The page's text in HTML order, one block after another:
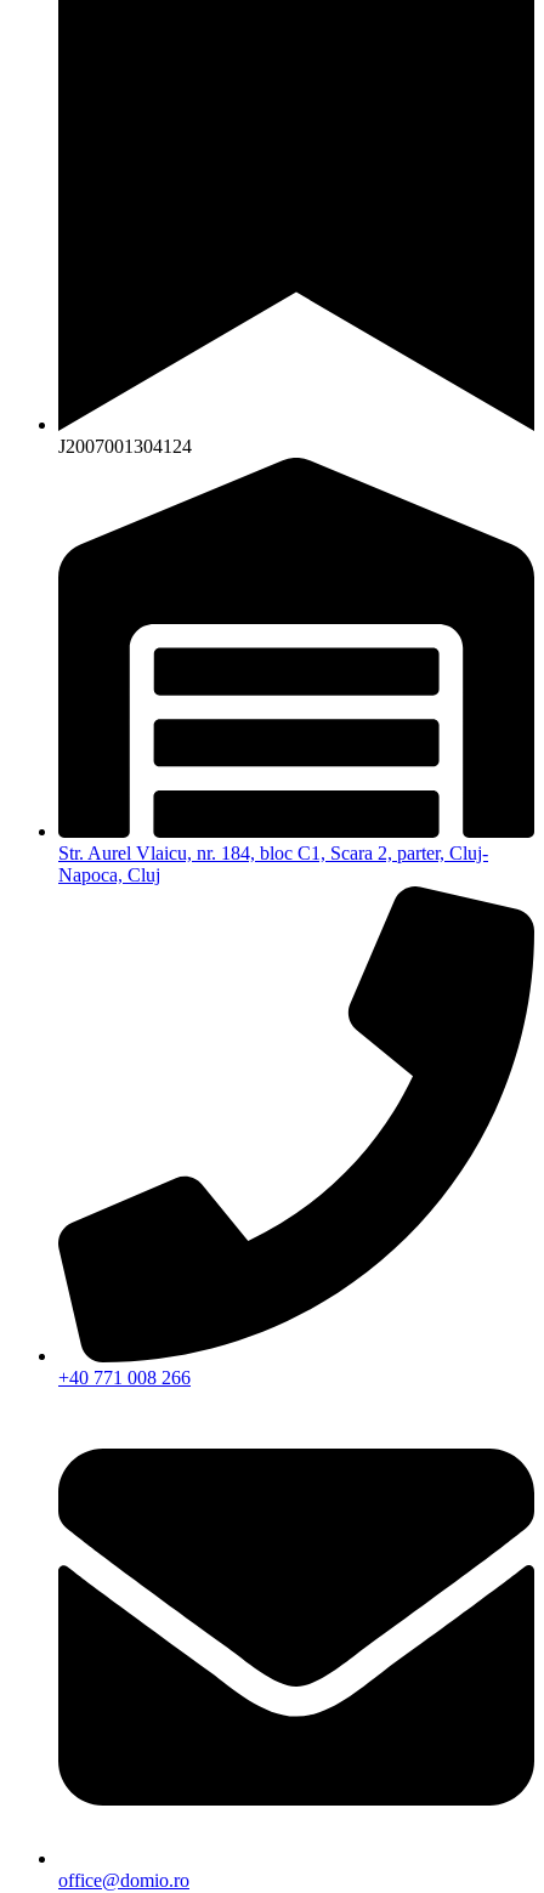
J2007001304124
Str. Aurel Vlaicu, nr. 184, bloc C1, Scara 2, parter, Cluj-
Napoca, Cluj
+40 771 008 266
office@domio.ro